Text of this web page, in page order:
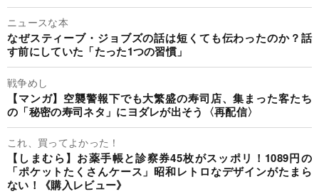
ニュースな本
なぜスティーブ・ジョブズの話は短くても伝わったのか？話
す前にしていた「たった1つの習慣」
戦争めし
【マンガ】空襲警報下でも大繁盛の寿司店、集まった客たち
の「秘密の寿司ネタ」にヨダレが出そう〈再配信〉
これ、買ってよかった！
【しまむら】お薬手帳と診察券45枚がスッポリ！1089円の
「ポケットたくさんケース」昭和レトロなデザインがたまら
ない！《購入レビュー》